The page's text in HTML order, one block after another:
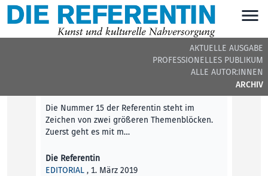
AKTUELLE AUSGABE
PROFESSIONELLES PUBLIKUM
ALLE AUTOR:INNEN
ARCHIV
DIE REFERENTIN #15 - BEITRÄGE DER AUSGABE
Die Nummer 15 der Referentin steht im
Zeichen von zwei größeren Themenblöcken.
Zuerst geht es mit m…
Die Referentin
EDITORIAL , 1. März 2019